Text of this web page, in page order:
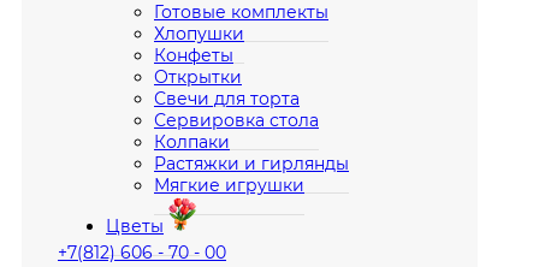
Готовые комплекты
Хлопушки
Конфеты
Открытки
Свечи для торта
Сервировка стола
Колпаки
Растяжки и гирлянды
Мягкие игрушки
Цветы
+7(812) 606 - 70 - 00